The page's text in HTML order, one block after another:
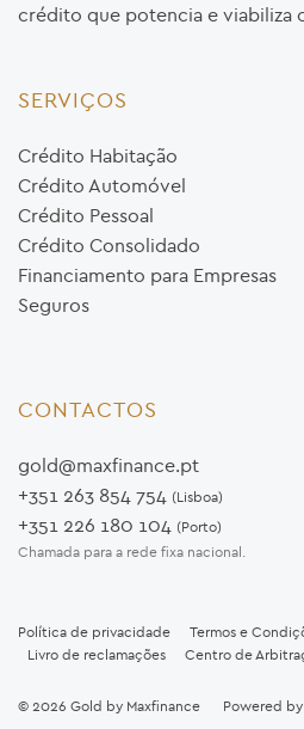
crédito que potencia e viabiliza
SERVIÇOS
Crédito Habitação
Crédito Automóvel
Crédito Pessoal
Crédito Consolidado
Financiamento para Empresas
Seguros
CONTACTOS
gold@maxfinance.pt
+351 263 854 754 (Lisboa)
+351 226 180 104 (Porto)
Chamada para a rede fixa nacional.
Política de privacidade Termos e
Livro de reclamações
Centro de
© 2026 Gold by Maxfinance Powered by